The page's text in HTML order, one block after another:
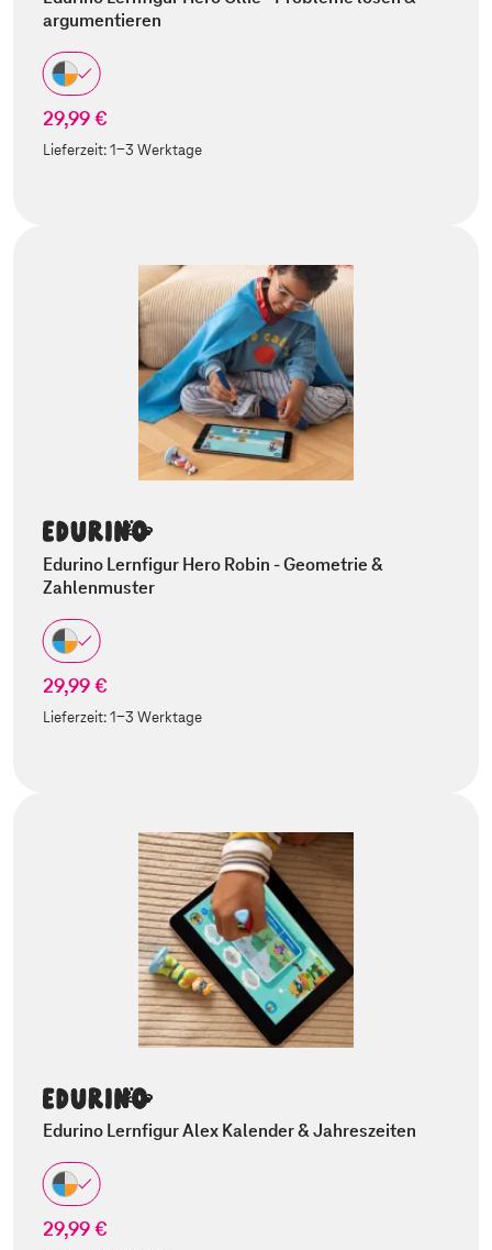
argumentieren
29,99 €
Lieferzeit:1-3 Werktage
Edurino Lernfigur Hero Robin - Geometrie &
Zahlenmuster
29,99 €
Lieferzeit:1-3 Werktage
Edurino Lernfigur Alex Kalender & Jahreszeiten
29,99 €